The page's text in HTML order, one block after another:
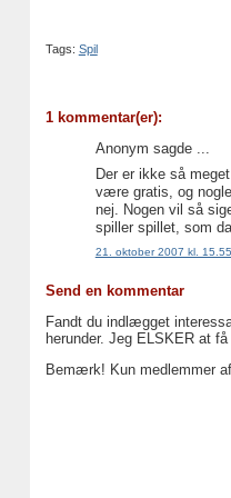
Tags: Spil
1 kommentar(er):
Anonym sagde ...
Der er ikke så
være gratis, og
nej. Nogen vil så
spiller spillet, som
21. oktober 2007 kl. 15.55
Send en kommentar
Fandt du indlægget
herunder. Jeg ELSKER at
Bemærk! Kun medlemmer